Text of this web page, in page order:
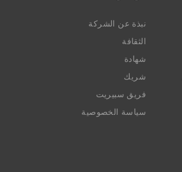
نبذة عن الشركة
الثقافة
شهادة
شريك
فريق سبيريت
سياسة الخصوصية